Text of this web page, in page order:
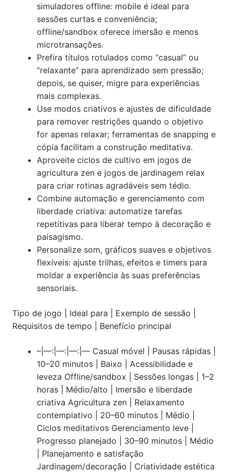
simuladores offline: mobile é ideal para
sessões curtas e conveniência;
offline/sandbox oferece imersão e menos
microtransações.
Prefira títulos rotulados como “casual” ou
“relaxante” para aprendizado sem pressão;
depois, se quiser, migre para experiências
mais complexas.
Use modos criativos e ajustes de dificuldade
para remover restrições quando o objetivo
for apenas relaxar; ferramentas de snapping e
cópia facilitam a construção meditativa.
Aproveite ciclos de cultivo em jogos de
agricultura zen e jogos de jardinagem relax
para criar rotinas agradáveis sem tédio.
Combine automação e gerenciamento com
liberdade criativa: automatize tarefas
repetitivas para liberar tempo à decoração e
paisagismo.
Personalize som, gráficos suaves e objetivos
flexíveis: ajuste trilhas, efeitos e timers para
moldar a experiência às suas preferências
sensoriais.
Tipo de jogo | Ideal para | Exemplo de sessão |
Requisitos de tempo | Benefício principal
–|—:|—:|—:|— Casual móvel | Pausas rápidas |
10–20 minutos | Baixo | Acessibilidade e
leveza Offline/sandbox | Sessões longas | 1–2
horas | Médio/alto | Imersão e liberdade
criativa Agricultura zen | Relaxamento
contemplativo | 20–60 minutos | Médio |
Ciclos meditativos Gerenciamento leve |
Progresso planejado | 30–90 minutos | Médio
| Planejamento e satisfação
Jardinagem/decoração | Criatividade estética